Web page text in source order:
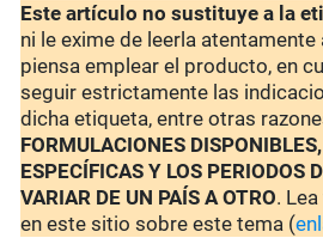
Este artículo no sustituye a la
ni le exime de leerla atentamente
piensa emplear el producto, en
seguir estrictamente las
dicha etiqueta, entre otras
FORMULACIONES
ESPECÍFICAS Y LOS PERIODOS
VARIAR DE UN PAÍS A OTRO.
en este sitio sobre este tema (